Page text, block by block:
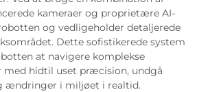
kameraer og proprietære AI-
og vedligeholder detaljerede
Dette sofistikerede system
at navigere komplekse
hidtil uset præcision, undgå
ændringer i miljøet i realtid.